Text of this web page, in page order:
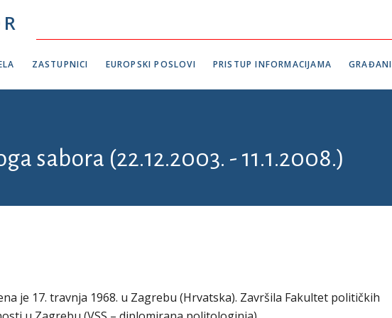
ZASTUPNICI EUROPSKI POSLOVI PRISTUP INFORMACIJAMA GRAĐANI
sabora (22.12.2003. - 11.1.2008.)
je 17. travnja 1968. u Zagrebu (Hrvatska). Završila Fakultet političkih